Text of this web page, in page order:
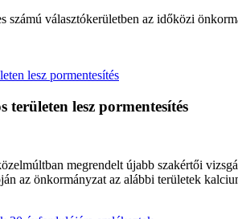
számú választókerületben az időközi
lesz pormentesítés
megrendelt újabb szakértői
az önkormányzat az alábbi területek